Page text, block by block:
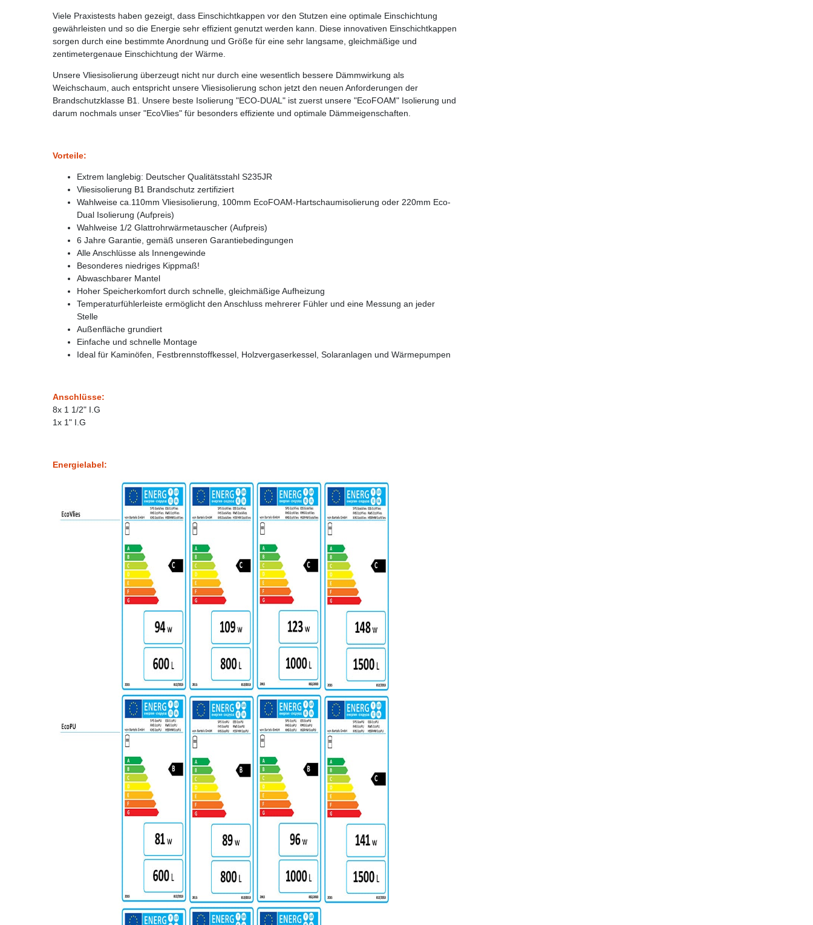
Viele Praxistests haben gezeigt, dass Einschichtkappen vor den Stutzen eine optimale Einschichtung
gewährleisten und so die Energie sehr effizient genutzt werden kann. Diese innovativen Einschichtkappen
sorgen durch eine bestimmte Anordnung und Größe für eine sehr langsame, gleichmäßige und
zentimetergenaue Einschichtung der Wärme.
Unsere Vliesisolierung überzeugt nicht nur durch eine wesentlich bessere Dämmwirkung als
Weichschaum, auch entspricht unsere Vliesisolierung schon jetzt den neuen Anforderungen der
Brandschutzklasse B1. Unsere beste Isolierung "ECO-DUAL" ist zuerst unsere "EcoFOAM" Isolierung und
darum nochmals unser "EcoVlies" für besonders effiziente und optimale Dämmeigenschaften.
Vorteile:
Extrem langlebig: Deutscher Qualitätsstahl S235JR
Vliesisolierung B1 Brandschutz zertifiziert
Wahlweise ca.110mm Vliesisolierung, 100mm EcoFOAM-Hartschaumisolierung oder 220mm Eco-
Dual Isolierung (Aufpreis)
Wahlweise 1/2 Glattrohrwärmetauscher (Aufpreis)
6 Jahre Garantie, gemäß unseren Garantiebedingungen
Alle Anschlüsse als Innengewinde
Besonderes niedriges Kippmaß!
Abwaschbarer Mantel
Hoher Speicherkomfort durch schnelle, gleichmäßige Aufheizung
Temperaturfühlerleiste ermöglicht den Anschluss mehrerer Fühler und eine Messung an jeder
Stelle
Außenfläche grundiert
Einfache und schnelle Montage
Ideal für Kaminöfen, Festbrennstoffkessel, Holzvergaserkessel, Solaranlagen und Wärmepumpen
Anschlüsse:
8x 1 1/2" I.G
1x 1" I.G
Energielabel: